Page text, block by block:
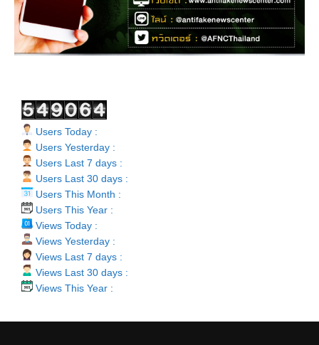
Users Today :
Users Yesterday :
Users Last 7 days :
Users Last 30 days :
Users This Month :
Users This Year :
Views Today :
Views Yesterday :
Views Last 7 days :
Views Last 30 days :
Views This Year :